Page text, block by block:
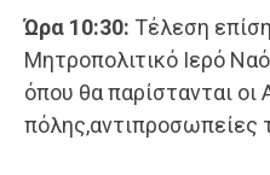
Ώρα 10:30: Τέλεση
Μητροπολιτικό Ιερό
όπου θα παρίστανται οι
πόλης,αντιπροσωπείες